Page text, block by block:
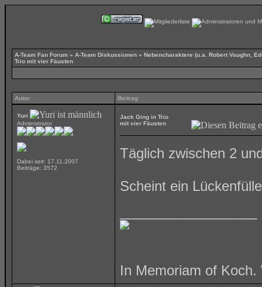
A-Team Fan Forum » A-Team Diskussionen » Nebencharaktere (u.a. Robert Vaughn,
Trio mit vier Fäusten
Autor Beitrag
Yuri
Administrator
Dabei seit: 17.11.2007
Beiträge: 3572
Jack Ging in Trio
mit vier Fäusten
Täglich zwischen 2
Scheint ein
In Memoriam of